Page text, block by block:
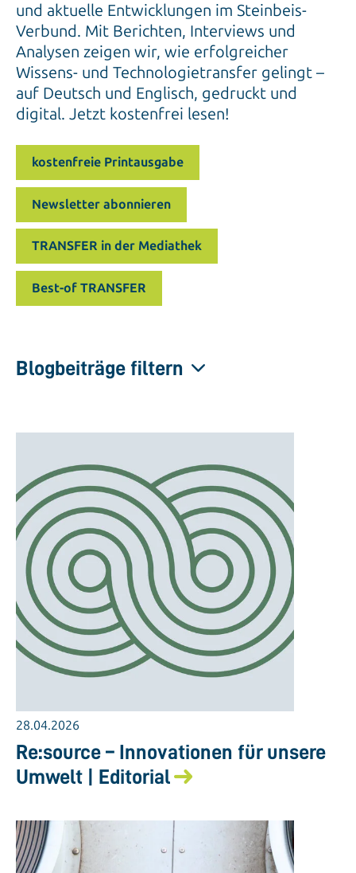
und aktuelle Entwicklungen im Steinbeis-
Verbund. Mit Berichten, Interviews und
Analysen zeigen wir, wie erfolgreicher
Wissens- und Technologietransfer gelingt –
auf Deutsch und Englisch, gedruckt und
digital. Jetzt kostenfrei lesen!
kostenfreie Printausgabe
Newsletter abonnieren
TRANSFER in der Mediathek
Best-of TRANSFER
Blogbeiträge filtern
28.04.2026
Re:source – Innovationen für unsere
Umwelt | Editorial